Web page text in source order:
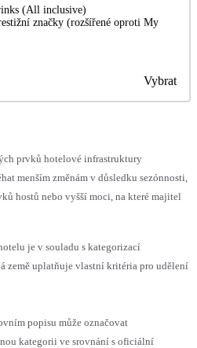
(All inclusive)
značky (rozšířené oproti My
Vybrat
prvků hotelové infrastruktury
menším změnám v důsledku sezónnosti,
hostů nebo vyšší moci, na které majitel
je v souladu s kategorizací
země uplatňuje vlastní kritéria pro udělení
popisu může označovat
kategorii ve srovnání s oficiální